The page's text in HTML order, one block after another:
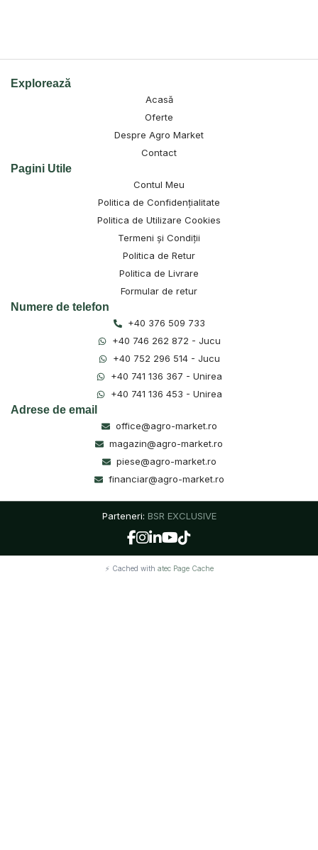
Explorează
Acasă
Oferte
Despre Agro Market
Contact
Pagini Utile
Contul Meu
Politica de Confidențialitate
Politica de Utilizare Cookies
Termeni și Condiții
Politica de Retur
Politica de Livrare
Formular de retur
Numere de telefon
+40 376 509 733
+40 746 262 872 - Jucu
+40 752 296 514 - Jucu
+40 741 136 367 - Unirea
+40 741 136 453 - Unirea
Adrese de email
office@agro-market.ro
magazin@agro-market.ro
piese@agro-market.ro
financiar@agro-market.ro
Parteneri: BSR EXCLUSIVE
⚡ Cached with atec Page Cache